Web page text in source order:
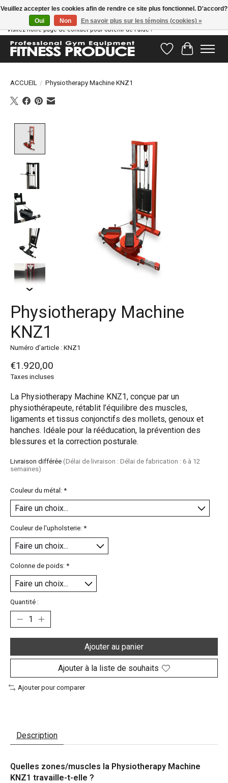
Vous avez des questions ? Notre équipe d'assistance est prête à vous aider !
Visitez notre page de contact pour obtenir de l'aide !
Liste dePanier
ACCUEIL / Physiotherapy Machine KNZ1
Physiotherapy Machine
KNZ1
Numéro d’article : KNZ1
€1.920,00
Taxes incluses
La Physiotherapy Machine KNZ1, conçue par un
physiothérapeute, rétablit l’équilibre des muscles,
ligaments et tissus conjonctifs des mollets, genoux et
hanches. Idéale pour la rééducation, la prévention des
blessures et la correction posturale.
Livraison différée (Délai de livraison : Délai de fabrication : 6 à 12
semaines)
Couleur du métal: *
Couleur de l'upholsterie: *
Colonne de poids: *
Quantité :
Ajouter au panier
Ajouter à la liste de souhaits
Ajouter pour comparer
Description
Quelles zones/muscles la Physiotherapy Machine
KNZ1 travaille-t-elle ?
Veuillez accepter les cookies afin de rendre ce site plus fonctionnel. D'accord?
Oui
Non En savoir plus sur les témoins (cookies) »